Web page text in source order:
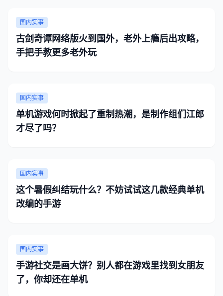
国内实事
古剑奇谭网络版火到国外，老外上瘾后出攻略，
手把手教更多老外玩
国内实事
单机游戏何时掀起了重制热潮，是制作组们江郎
才尽了吗？
国内实事
这个暑假纠结玩什么？不妨试试这几款经典单机
改编的手游
国内实事
手游社交是画大饼？别人都在游戏里找到女朋友
了，你却还在单机